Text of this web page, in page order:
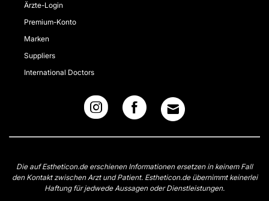
Ärzte-Login
Premium-Konto
Marken
Suppliers
International Doctors
Die auf Estheticon.de erschienen Informationen ersetzen in keinem Fall
den Kontakt zwischen Arzt und Patient. Estheticon.de übernimmt keinerlei
Haftung für jedwede Aussagen oder Dienstleistungen.